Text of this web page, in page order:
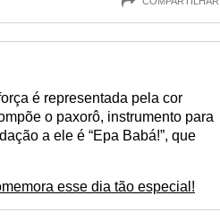
é representada pela cor
o paxorô, instrumento para
a ele é “Epa Babá!”, que
esse dia tão especial!